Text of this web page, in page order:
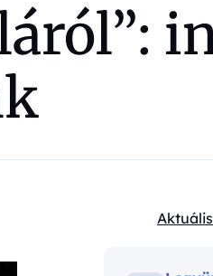
Aktuális